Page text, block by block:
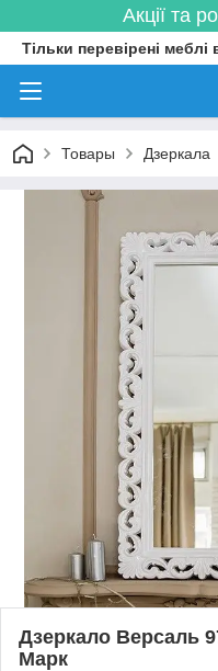
Акції та
Тільки перевірені
Товары Дзеркала
Дзеркало Версаль
Марк